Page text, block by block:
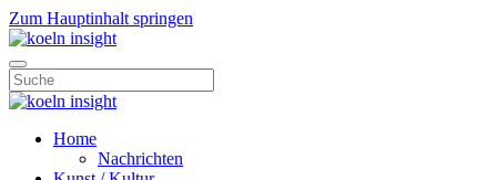
Zum Hauptinhalt springen
Home
Nachrichten